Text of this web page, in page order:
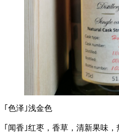
｢色泽｣浅金色
｢闻香｣红枣，香草，清新果味